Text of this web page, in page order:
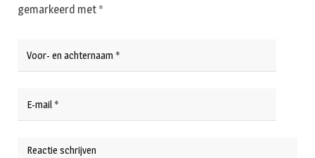
gemarkeerd met *